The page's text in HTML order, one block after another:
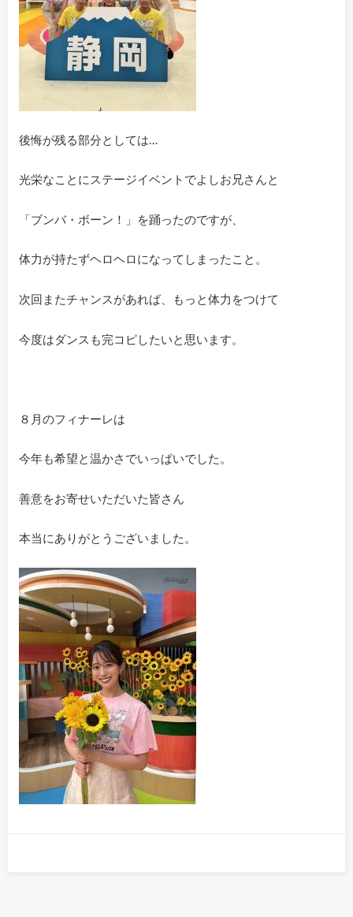
後悔が残る部分としては…
光栄なことにステージイベントでよしお兄さんと
「ブンバ・ボーン！」を踊ったのですが、
体力が持たずヘロヘロになってしまったこと。
次回またチャンスがあれば、もっと体力をつけて
今度はダンスも完コピしたいと思います。
８月のフィナーレは
今年も希望と温かさでいっぱいでした。
善意をお寄せいただいた皆さん
本当にありがとうございました。